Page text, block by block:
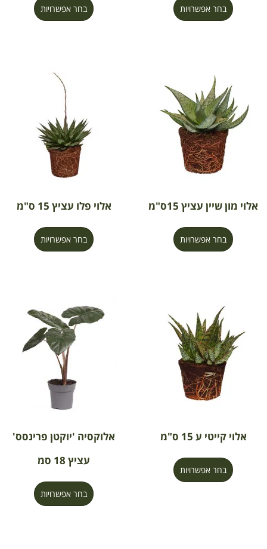
בחר אפשרויות בחר אפשרויות
אלוי מון שיין עציץ 15ס"מ
בחר אפשרויות
אלוי פלו עציץ 15 ס"מ
בחר אפשרויות
אלוי קייטי ע 15 ס"מ
בחר אפשרויות
אלוקסיה 'יוקטן פרינסס'
עציץ 18 סמ
בחר אפשרויות